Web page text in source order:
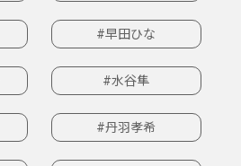
#早田ひな
#水谷隼
#丹羽孝希